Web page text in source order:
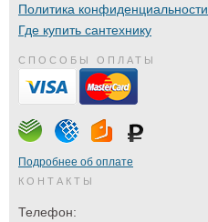
Политика конфиденциальности
Где купить сантехнику
СПОСОБЫ ОПЛАТЫ
Подробнее об оплате
КОНТАКТЫ
Телефон: